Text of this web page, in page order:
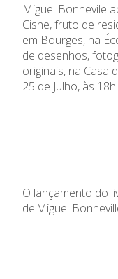
Miguel Bonnevile
Cisne, fruto de
em Bourges, na
de desenhos,
originais, na Casa
25 de Julho, às 18h.
O lançamento do
de Miguel